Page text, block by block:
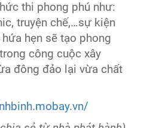
thi phong phú như:
truyện chế,…sự kiện
hẹn sẽ tạo phong
công cuộc xây
đông đảo lại vừa chất